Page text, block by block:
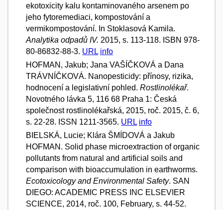
ekotoxicity kalu kontaminovaného arsenem po
jeho fytoremediaci, kompostování a
vermikompostování. In Stoklasová Kamila.
Analytika odpadů IV. 2015, s. 113-118. ISBN 978-
80-86832-88-3. URL info
HOFMAN, Jakub; Jana VAŠÍČKOVÁ a Dana
TRÁVNÍČKOVÁ. Nanopesticidy: přínosy, rizika,
hodnocení a legislativní pohled. Rostlinolékař.
Novotného lávka 5, 116 68 Praha 1: Česká
společnost rostlinolékařská, 2015, roč. 2015, č. 6,
s. 22-28. ISSN 1211-3565. URL info
BIELSKÁ, Lucie; Klára ŠMÍDOVÁ a Jakub
HOFMAN. Solid phase microextraction of organic
pollutants from natural and artificial soils and
comparison with bioaccumulation in earthworms.
Ecotoxicology and Environmental Safety. SAN
DIEGO: ACADEMIC PRESS INC ELSEVIER
SCIENCE, 2014, roč. 100, February, s. 44-52.